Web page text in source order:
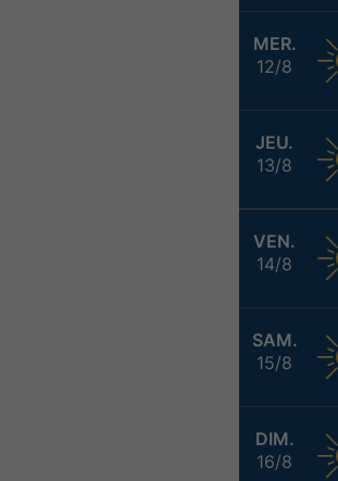
MER.
12/8
JEU.
13/8
VEN.
14/8
SAM.
15/8
DIM.
16/8